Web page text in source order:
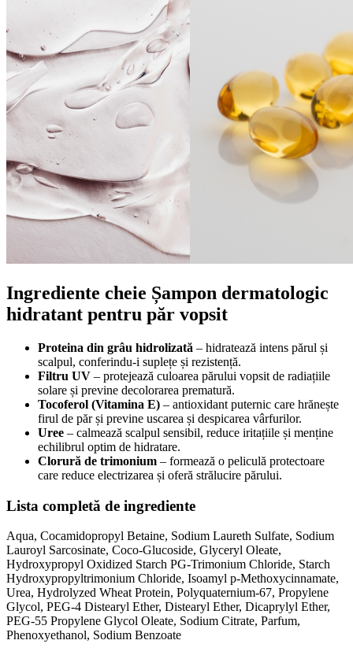
Ingrediente cheie Șampon dermatologic
hidratant pentru păr vopsit
Proteina din grâu hidrolizată – hidratează intens părul și
scalpul, conferindu-i suplețe și rezistență.
Filtru UV – protejează culoarea părului vopsit de radiațiile
solare și previne decolorarea prematură.
Tocoferol (Vitamina E) – antioxidant puternic care hrănește
firul de păr și previne uscarea și despicarea vârfurilor.
Uree – calmează scalpul sensibil, reduce iritațiile și menține
echilibrul optim de hidratare.
Clorură de trimonium – formează o peliculă protectoare
care reduce electrizarea și oferă strălucire părului.
Lista completă de ingrediente
Aqua, Cocamidopropyl Betaine, Sodium Laureth Sulfate, Sodium
Lauroyl Sarcosinate, Coco-Glucoside, Glyceryl Oleate,
Hydroxypropyl Oxidized Starch PG-Trimonium Chloride, Starch
Hydroxypropyltrimonium Chloride, Isoamyl p-Methoxycinnamate,
Urea, Hydrolyzed Wheat Protein, Polyquaternium-67, Propylene
Glycol, PEG-4 Distearyl Ether, Distearyl Ether, Dicaprylyl Ether,
PEG-55 Propylene Glycol Oleate, Sodium Citrate, Parfum,
Phenoxyethanol, Sodium Benzoate